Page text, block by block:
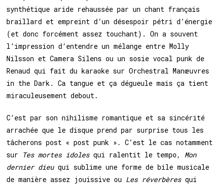
synthétique aride rehaussée par un chant français
braillard et empreint d’un désespoir pétri d’énergie
(et donc forcément assez touchant). On a souvent
l’impression d’entendre un mélange entre Molly
Nilsson et Camera Silens ou un sosie vocal punk de
Renaud qui fait du karaoke sur Orchestral Manœuvres
in the Dark. Ca tangue et ça dégueule mais ça tient
miraculeusement debout.
C’est par son nihilisme romantique et sa sincérité
arrachée que le disque prend par surprise tous les
tâcherons post « post punk ». C’est le cas notamment
sur Tes mortes idolesqui ralentit le tempo, Mon
dernier dieuqui sublime une forme de bile musicale
de manière assez jouissive ou Les réverbèresqui